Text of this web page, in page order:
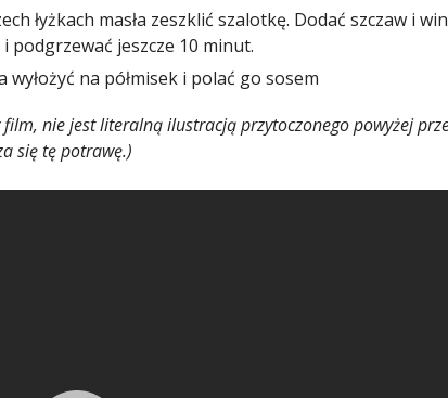
łyżkach masła zeszklić szalotkę. Dodać szczaw i
i podgrzewać jeszcze 10 minut.
wyłożyć na półmisek i polać go sosem
film, nie jest literalną ilustracją przytoczonego powyżej
się tę potrawę.)